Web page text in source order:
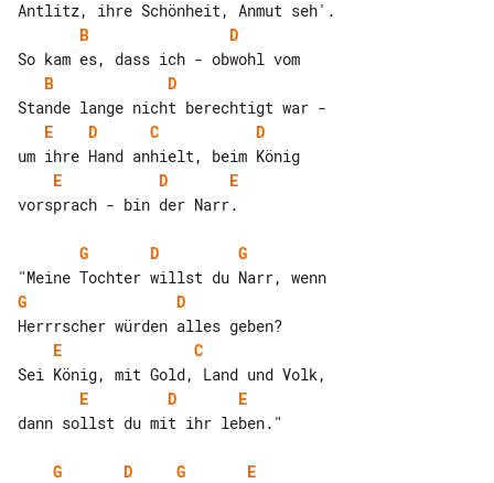
B
D
B
D
E
D C
D
E
D
E
vorsprach - bin der Narr.
G D
G
G
D
E
C
E
D
E
dann sollst du mit ihr leben."
G D G
E